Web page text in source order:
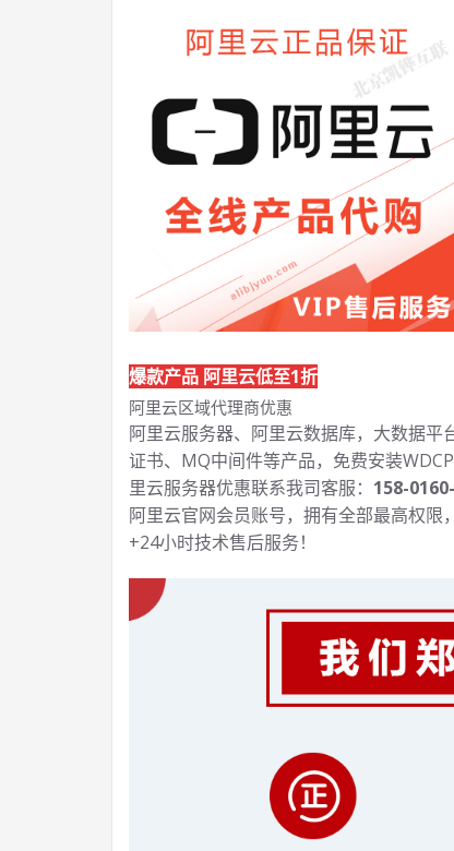
爆款产品 阿里云低至1折
阿里云区域代理商优惠
阿里云服务器、阿里云数据库，大数据平
证书、MQ中间件等产品，免费安装
里云服务器优惠联系我司客服： 158-
阿里云官网会员账号，拥有全部最高权
+24小时技术售后服务！